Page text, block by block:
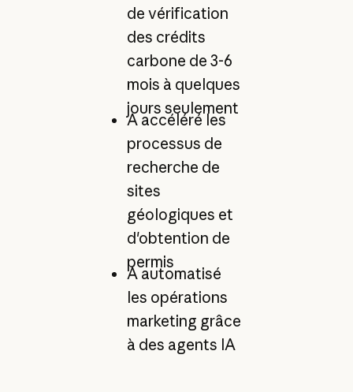
de vérification
des crédits
carbone de 3-6
mois à quelques
jours seulement
A accéléré les
processus de
recherche de
sites
géologiques et
d'obtention de
permis
A automatisé
les opérations
marketing grâce
à des agents IA